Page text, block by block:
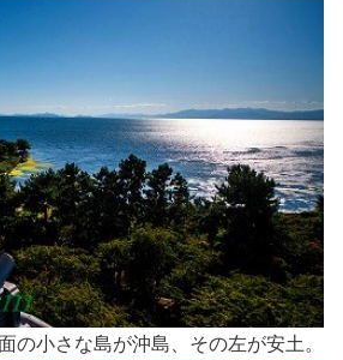
の小さな島が沖島、その左が安土。